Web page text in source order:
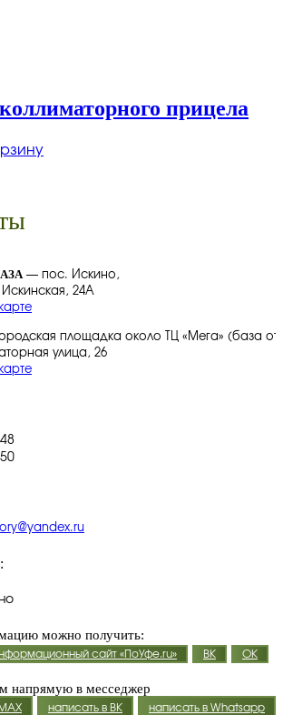
прицела
— пос. Искино,
24А
площадка около ТЦ «Мега» (база
улица, 26
можно получить:
сайт «ПоУфе.ru» ВК ОК
напрямую в месседжер
написать в ВК написать в Whatsapp